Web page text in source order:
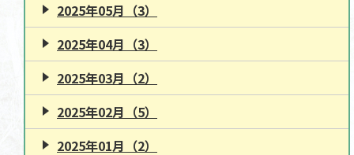
2025年05月（3）
2025年04月（3）
2025年03月（2）
2025年02月（5）
2025年01月（2）